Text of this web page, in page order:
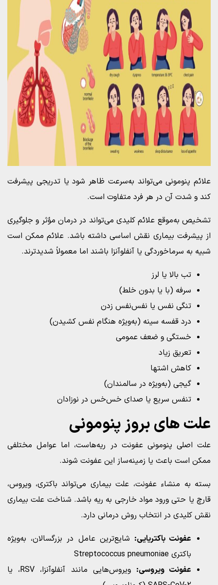
علائم پنومونی می‌تواند به‌سرعت ظاهر شود یا تدریجی پیشرفت
کند و شدت آن در هر فرد متفاوت است.
تشخیص به‌موقع علائم کلیدی می‌تواند در درمان مؤثر و جلوگیری
از پیشرفت بیماری نقش اساسی داشته باشد. علائم ممکن است
شبیه به سرماخوردگی یا آنفلوآنزا باشند اما معمولاً شدیدترند.
تب بالا یا لرز
سرفه (با یا بدون خلط)
تنگی نفس یا نفس‌نفس زدن
درد قفسه سینه (به‌ویژه هنگام نفس کشیدن)
خستگی و ضعف عمومی
تعریق زیاد
کاهش اشتها
گیجی (به‌ویژه در سالمندان)
تنفس سریع یا صدای خس‌خس در نوزادان
علت‌ های بروز پنومونی
علت اصلی پنومونی عفونت در ریه‌هاست، اما عوامل مختلفی
ممکن است باعث یا زمینه‌ساز این عفونت شوند.
بسته به منشاء عفونت، علت بیماری می‌تواند باکتری، ویروس،
قارچ یا حتی ورود مواد خارجی به ریه باشد. شناخت علت بیماری
نقش کلیدی در انتخاب روش درمانی دارد.
عفونت باکتریایی: شایع‌ترین عامل در بزرگسالان، به‌ویژه
باکتری Streptococcus pneumoniae
عفونت ویروسی:
ویروس‌هایی مانند آنفلوآنزا، RSV، یا